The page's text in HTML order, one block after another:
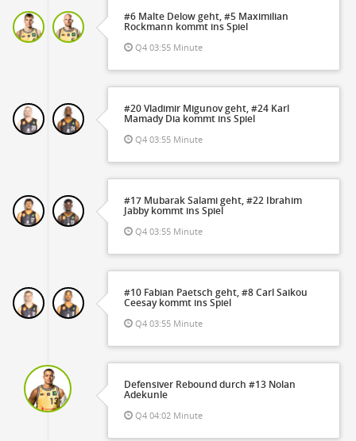
#6 Malte Delow geht, #5 Maximilian
Rockmann kommt ins Spiel
Q4 03:55 Minute
#20 Vladimir Migunov geht, #24 Karl
Mamady Dia kommt ins Spiel
Q4 03:55 Minute
#17 Mubarak Salami geht, #22 Ibrahim
Jabby kommt ins Spiel
Q4 03:55 Minute
#10 Fabian Paetsch geht, #8 Carl Saikou
Ceesay kommt ins Spiel
Q4 03:55 Minute
Defensiver Rebound durch #13 Nolan
Adekunle
Q4 04:02 Minute